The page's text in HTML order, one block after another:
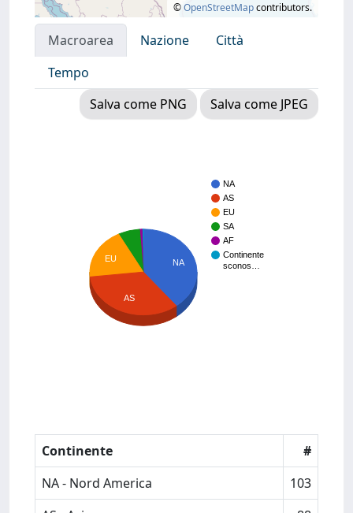
©OpenStreetMapcontributors.
Macroarea Nazione
Città
Tempo
Salva come PNG
Salva come JPEG
NA
AS
EU
SA
AF
Continente
sconos…
NA
EU
AS
Continente
#
NA - Nord America
103